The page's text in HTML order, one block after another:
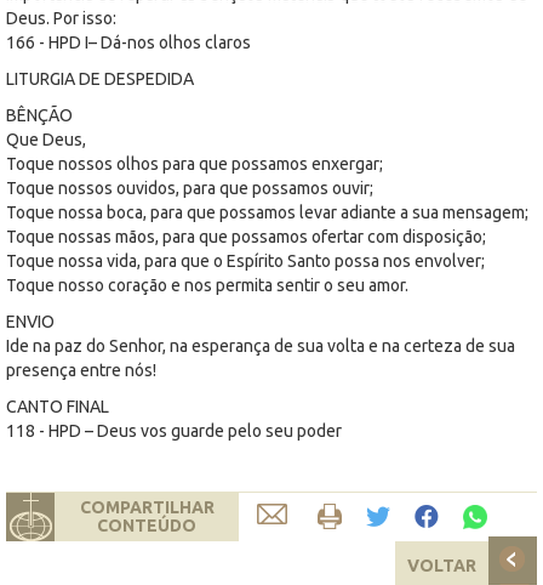
Deus. Por isso:
166 - HPD I– Dá-nos olhos claros
LITURGIA DE DESPEDIDA
BÊNÇÃO
Que Deus,
Toque nossos olhos para que possamos enxergar;
Toque nossos ouvidos, para que possamos ouvir;
Toque nossa boca, para que possamos levar adiante a sua mensagem;
Toque nossas mãos, para que possamos ofertar com disposição;
Toque nossa vida, para que o Espírito Santo possa nos envolver;
Toque nosso coração e nos permita sentir o seu amor.
ENVIO
Ide na paz do Senhor, na esperança de sua volta e na certeza de sua
presença entre nós!
CANTO FINAL
118 - HPD – Deus vos guarde pelo seu poder
COMPARTILHAR
CONTEÚDO
VOLTAR